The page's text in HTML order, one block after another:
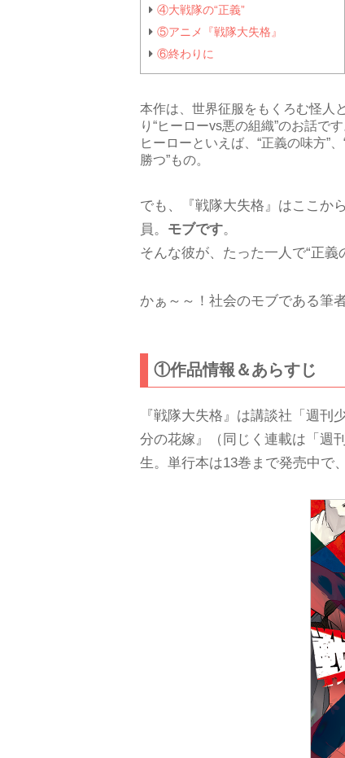
④大戦隊の“正義”
⑤アニメ『戦隊大失格』
⑥終わりに
本作は、世界征服をもくろむ怪人
り“ヒーローvs悪の組織”のお話です
ヒーローといえば、“正義の味方”
勝つ”もの。
でも、『戦隊大失格』はここか
員。 モブです。
そんな彼が、たった一人で“正義
かぁ～～！社会のモブである筆
①作品情報＆あらすじ
『戦隊大失格』は講談社「週
分の花嫁』（同じく連載は「週
生。単行本は13巻まで発売中で